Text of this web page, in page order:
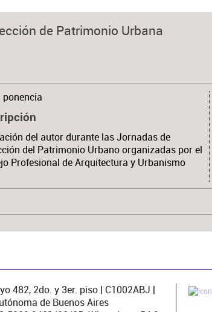
de Patrimonio Urbana
ponencia
del autor durante las Jornadas de
del Patrimonio Urbano organizadas por el
Profesional de Arquitectura y Urbanismo
482, 2do. y 3er. piso | C1002ABJ |
de Buenos Aires